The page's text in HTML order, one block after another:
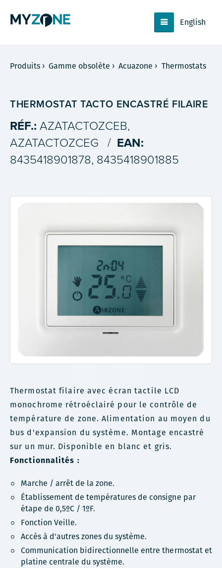
English
Produits › Gamme obsolète › Acuazone › Thermostats
THERMOSTAT TACTO ENCASTRÉ FILAIRE
RÉF.: AZATACTOZCEB,
AZATACTOZCEG / EAN:
8435418901878, 8435418901885
Thermostat filaire avec écran tactile LCD
monochrome rétroéclairé pour le contrôle de
température de zone. Alimentation au moyen du
bus d'expansion du système. Montage encastré
sur un mur. Disponible en blanc et gris.
Fonctionnalités :
Marche / arrêt de la zone.
Établissement de températures de consigne par
étape de 0,5ºC / 1ºF.
Fonction Veille.
Accès à d'autres zones du système.
Communication bidirectionnelle entre thermostat et
platine centrale du système.